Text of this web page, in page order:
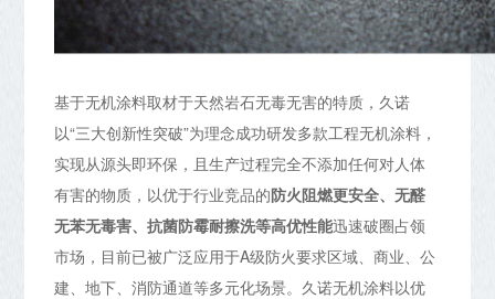
基于无机涂料取材于天然岩石无毒无害的特质，久诺
以“三大创新性突破”为理念成功研发多款工程无机涂料，
实现从源头即环保，且生产过程完全不添加任何对人体
有害的物质，以优于行业竞品的防火阻燃更安全、无醛
无苯无毒害、抗菌防霉耐擦洗等高优性能迅速破圈占领
市场，目前已被广泛应用于A级防火要求区域、商业、公
建、地下、消防通道等多元化场景。久诺无机涂料以优